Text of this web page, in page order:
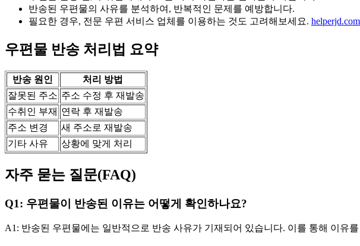
반송된 우편물의 사유를 분석하여, 반복적인 문제를 예방합니다.
필요한 경우, 전문 우편 서비스 업체를 이용하는 것도 고려해보세요. helperjd.com
우편물 반송 처리법 요약
반송 원인
처리 방법
잘못된 주소 주소 수정 후 재발송
수취인 부재 연락 후 재발송
주소 변경
새 주소로 재발송
기타 사유
상황에 맞게 처리
자주 묻는 질문(FAQ)
Q1: 우편물이 반송된 이유는 어떻게 확인하나요?
A1: 반송된 우편물에는 일반적으로 반송 사유가 기재되어 있습니다. 이를 통해 이유